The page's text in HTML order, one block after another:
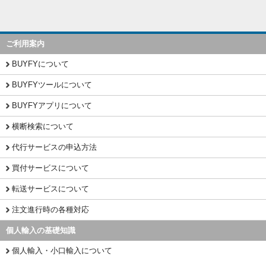
ご利用案内
BUYFYについて
BUYFYツールについて
BUYFYアプリについて
横断検索について
代行サービスの申込方法
買付サービスについて
転送サービスについて
注文進行時の各種対応
個人輸入の基礎知識
個人輸入・小口輸入について